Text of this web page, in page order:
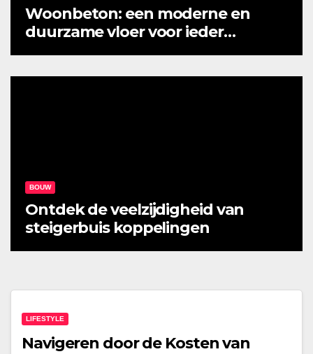
Woonbeton: een moderne en
duurzame vloer voor ieder
BOUW
Ontdek de veelzijdigheid van
steigerbuis koppelingen
LIFESTYLE
Navigeren door de Kosten van